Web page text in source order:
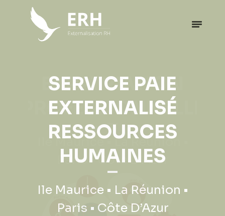
SERVICE PAIE
EXTERNALISÉ
RESSOURCES
HUMAINES
Ile Maurice • La Réunion •
Paris • Côte D’Azur
EXPATRIATION
PROFESSIONNELLE
Ile Maurice • La Réunion •
Paris • Côte D’Azur